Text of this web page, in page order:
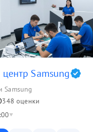
Samsung
Samsung
348 оценки